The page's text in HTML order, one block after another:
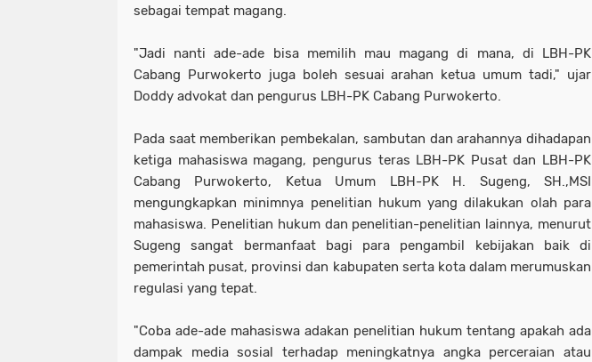
sebagai tempat magang.
"Jadi nanti ade-ade bisa memilih mau magang di mana, di LBH-PK
Cabang Purwokerto juga boleh sesuai arahan ketua umum tadi," ujar
Doddy advokat dan pengurus LBH-PK Cabang Purwokerto.
Pada saat memberikan pembekalan, sambutan dan arahannya dihadapan
ketiga mahasiswa magang, pengurus teras LBH-PK Pusat dan LBH-PK
Cabang Purwokerto, Ketua Umum LBH-PK H. Sugeng, SH.,MSI
mengungkapkan minimnya penelitian hukum yang dilakukan olah para
mahasiswa. Penelitian hukum dan penelitian-penelitian lainnya, menurut
Sugeng sangat bermanfaat bagi para pengambil kebijakan baik di
pemerintah pusat, provinsi dan kabupaten serta kota dalam merumuskan
regulasi yang tepat.
"Coba ade-ade mahasiswa adakan penelitian hukum tentang apakah ada
dampak media sosial terhadap meningkatnya angka perceraian atau